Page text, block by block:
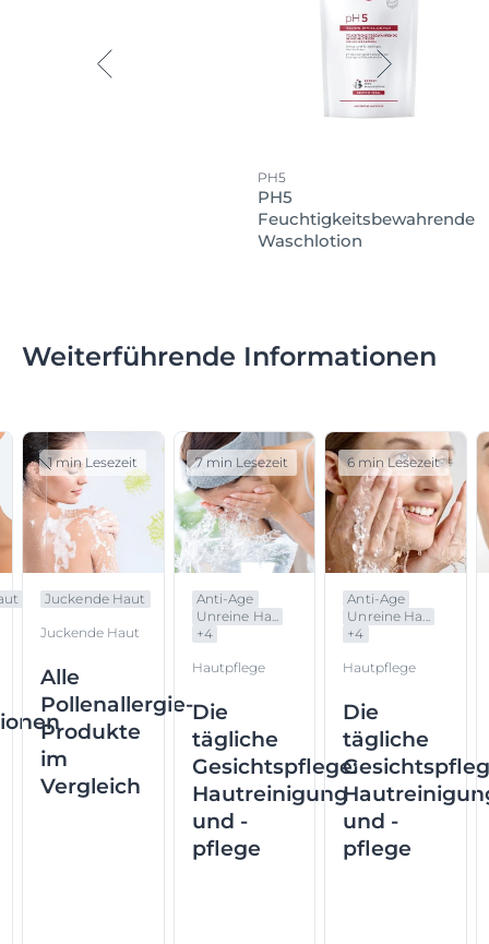
PH5
PH5
Feuchtigkeitsbewahrende
Waschlotion
Weiterführende Informationen
Juckende Haut
Juckende Haut
Alle
Pollenallergie-
Produkte
im
Vergleich
1 min Lesezeit
Anti-Age
Unreine Ha...
+4
Hautpflege
Die
tägliche
Gesichtspflege:
Hautreinigung
und -
pflege
7 min Lesezeit
Anti-Age
Unreine Ha...
+4
Hautpflege
Die
tägliche
und -
pflege
6 min Lesezeit